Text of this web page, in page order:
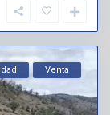
Venta